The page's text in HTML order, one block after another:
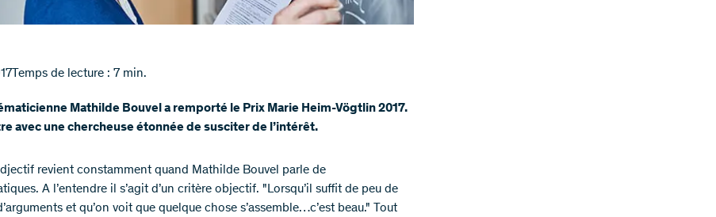
Temps de lecture : 7 min.
Mathilde Bouvel a remporté le Prix Marie Heim-Vögtlin 2017.
avec une chercheuse étonnée de susciter de l’intérêt.
revient constamment quand Mathilde Bouvel parle de
A l’entendre il s’agit d’un critère objectif. "Lorsqu’il suffit de peu de
et qu’on voit que quelque chose s’assemble…c’est beau." Tout